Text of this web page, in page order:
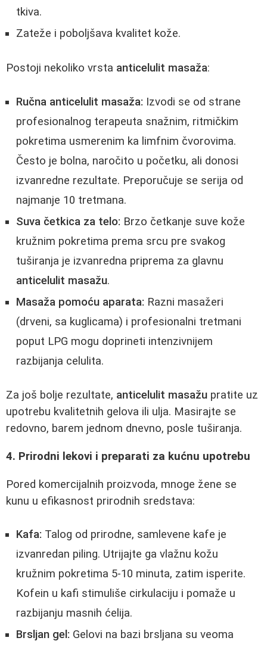
tkiva.
Zateže i poboljšava kvalitet kože.
Postoji nekoliko vrsta anticelulit masaža:
Ručna anticelulit masaža: Izvodi se od strane
profesionalnog terapeuta snažnim, ritmičkim
pokretima usmerenim ka limfnim čvorovima.
Često je bolna, naročito u početku, ali donosi
izvanredne rezultate. Preporučuje se serija od
najmanje 10 tretmana.
Suva četkica za telo: Brzo četkanje suve kože
kružnim pokretima prema srcu pre svakog
tuširanja je izvanredna priprema za glavnu
anticelulit masažu.
Masaža pomoću aparata: Razni masažeri
(drveni, sa kuglicama) i profesionalni tretmani
poput LPG mogu doprineti intenzivnijem
razbijanja celulita.
Za još bolje rezultate, anticelulit masažu pratite uz
upotrebu kvalitetnih gelova ili ulja. Masirajte se
redovno, barem jednom dnevno, posle tuširanja.
4. Prirodni lekovi i preparati za kućnu upotrebu
Pored komercijalnih proizvoda, mnoge žene se
kunu u efikasnost prirodnih sredstava:
Kafa: Talog od prirodne, samlevene kafe je
izvanredan piling. Utrijajte ga vlažnu kožu
kružnim pokretima 5-10 minuta, zatim isperite.
Kofein u kafi stimuliše cirkulaciju i pomaže u
razbijanju masnih ćelija.
Brsljan gel: Gelovi na bazi brsljana su veoma